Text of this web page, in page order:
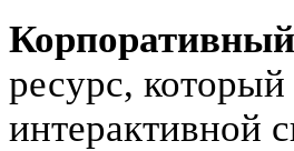
ресурс,
интерактивной